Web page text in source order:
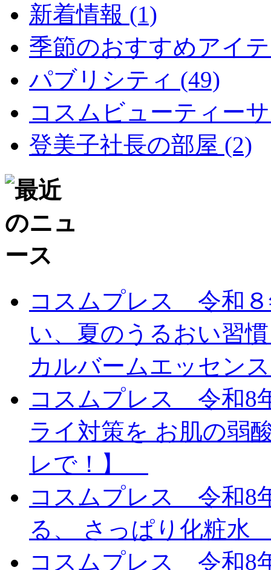
新着情報 (1)
季節のおすすめアイ
パブリシティ (49)
コスムビューティー
登美子社長の部屋 (2)
コスムプレス 令和
い、夏のうるおい習
カルバームエッセン
コスムプレス 令和8
ライ対策を お肌の弱
レで！】
コスムプレス 令和8
る、 さっぱり化粧
コスムプレス 令和